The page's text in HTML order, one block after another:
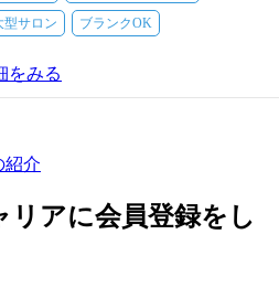
型サロン ブランクOK
紹介
リアに会員登録をし